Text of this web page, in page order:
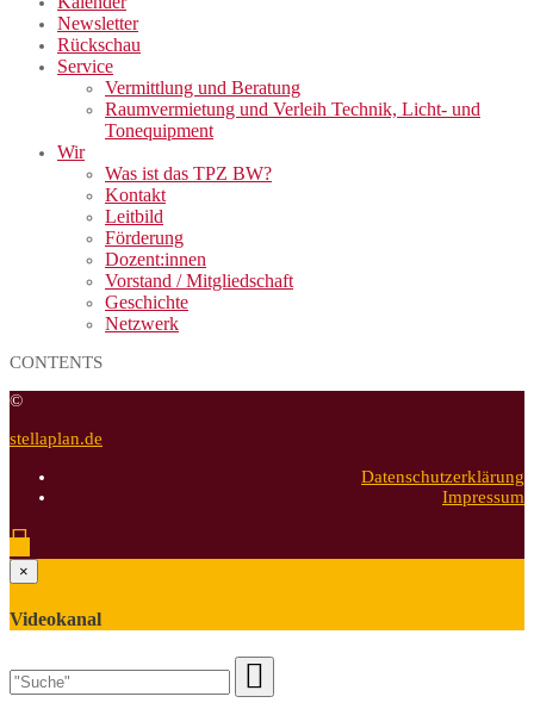
Newsletter
Rückschau
Service
Vermittlung und Beratung
Raumvermietung und Verleih Technik, Licht- und
Tonequipment
Wir
Was ist das TPZ BW?
Kontakt
Leitbild
Förderung
Dozent:innen
Vorstand / Mitgliedschaft
Geschichte
Netzwerk
CONTENTS
©
stellaplan.de
Datenschutzerklärung
Impressum
×
Videokanal